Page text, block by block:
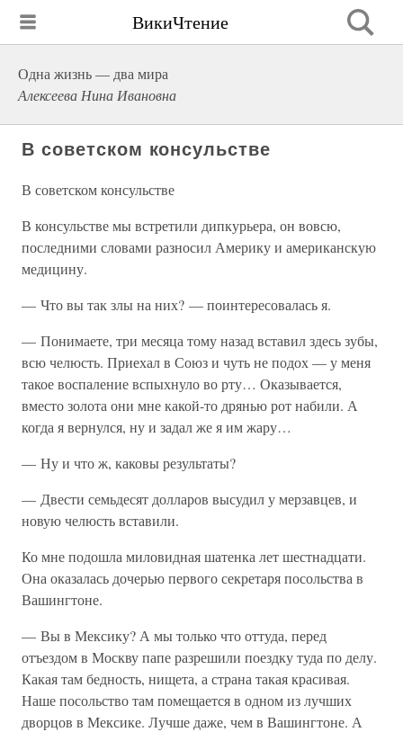
ВикиЧтение
Одна жизнь — два мира
Алексеева Нина Ивановна
В советском консульстве
В советском консульстве
В консульстве мы встретили дипкурьера, он вовсю,
последними словами разносил Америку и американскую
медицину.
— Что вы так злы на них? — поинтересовалась я.
— Понимаете, три месяца тому назад вставил здесь зубы,
всю челюсть. Приехал в Союз и чуть не подох — у меня
такое воспаление вспыхнуло во рту… Оказывается,
вместо золота они мне какой-то дрянью рот набили. А
когда я вернулся, ну и задал же я им жару…
— Ну и что ж, каковы результаты?
— Двести семьдесят долларов высудил у мерзавцев, и
новую челюсть вставили.
Ко мне подошла миловидная шатенка лет шестнадцати.
Она оказалась дочерью первого секретаря посольства в
Вашингтоне.
— Вы в Мексику? А мы только что оттуда, перед
отъездом в Москву папе разрешили поездку туда по делу.
Какая там бедность, нищета, а страна такая красивая.
Наше посольство там помещается в одном из лучших
дворцов в Мексике. Лучше даже, чем в Вашингтоне. А